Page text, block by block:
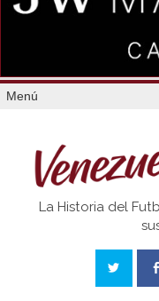
Menú
La Historia del